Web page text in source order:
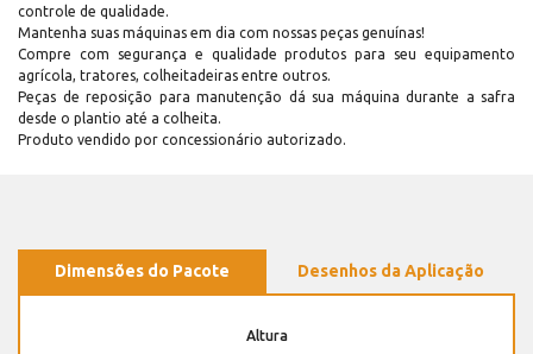
controle de qualidade.
Mantenha suas máquinas em dia com nossas peças genuínas!
Compre com segurança e qualidade produtos para seu equipamento
agrícola, tratores, colheitadeiras entre outros.
Peças de reposição para manutenção dá sua máquina durante a safra
desde o plantio até a colheita.
Produto vendido por concessionário autorizado.
Dimensões do Pacote Desenhos da Aplicação
Altura